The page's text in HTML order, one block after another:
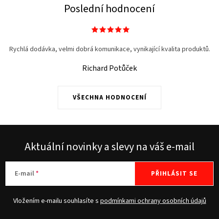
Poslední hodnocení
VŠECHNA HODNOCENÍ
Rychlá dodávka, velmi dobrá komunikace, vynikající kvalita produktů.
Richard Potůček
Aktuální novinky a slevy na váš e-mail
E-mail
Vložením e-mailu souhlasíte s podmínkami ochrany osobních údajů
PŘIHLÁSIT SE